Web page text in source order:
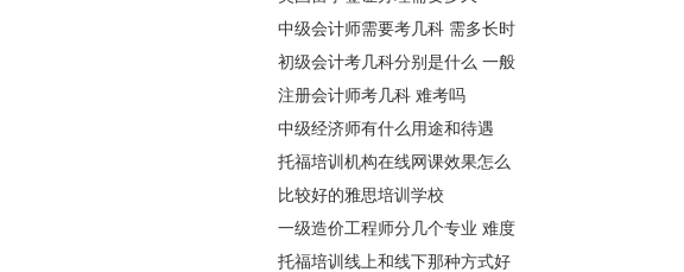
中级会计师需要考几科 需多长时
初级会计考几科分别是什么 一般
注册会计师考几科 难考吗
中级经济师有什么用途和待遇
托福培训机构在线网课效果怎么
比较好的雅思培训学校
一级造价工程师分几个专业 难度
托福培训线上和线下那种方式好